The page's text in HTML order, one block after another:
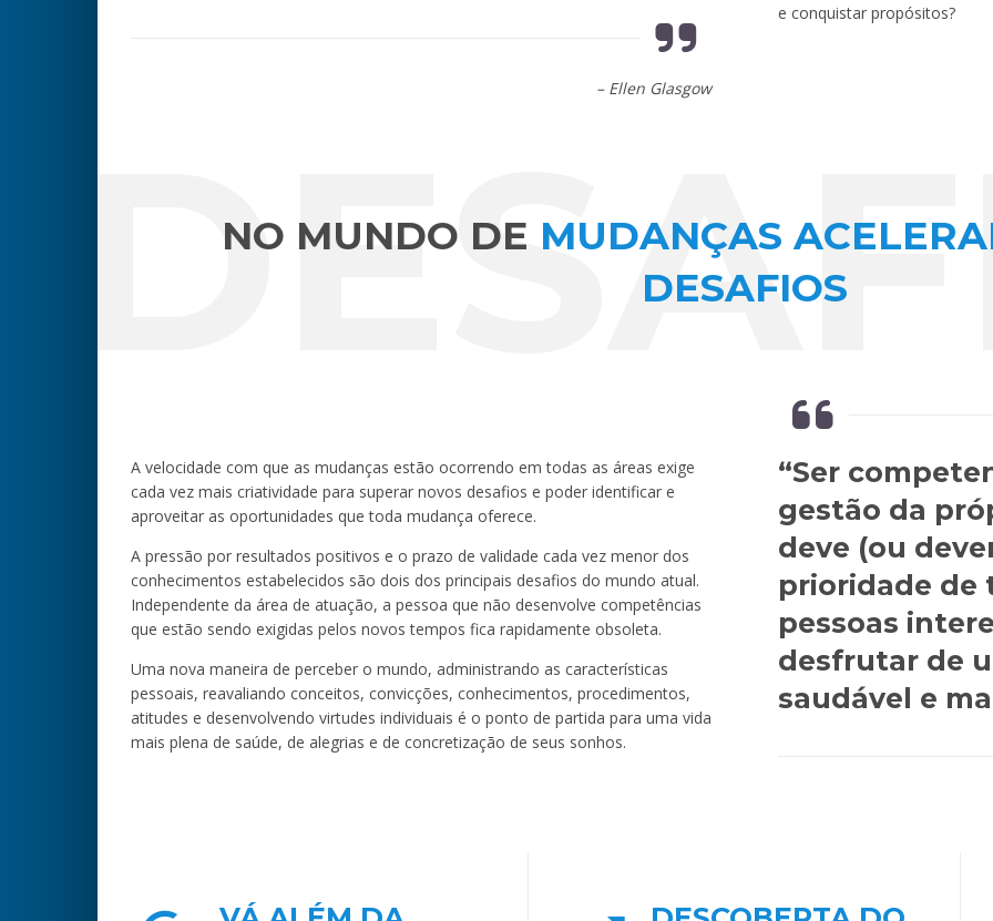
– Ellen Glasgow
e conquistar propósitos?
NO MUNDO DE MUDANÇAS
DESAFIOS
A velocidade com que as mudanças estão ocorrendo em todas as áreas exige
cada vez mais criatividade para superar novos desafios e poder identificar e
aproveitar as oportunidades que toda mudança oferece.
A pressão por resultados positivos e o prazo de validade cada vez menor dos
conhecimentos estabelecidos são dois dos principais desafios do mundo atual.
Independente da área de atuação, a pessoa que não desenvolve competências
que estão sendo exigidas pelos novos tempos fica rapidamente obsoleta.
Uma nova maneira de perceber o mundo, administrando as características
pessoais, reavaliando conceitos, convicções, conhecimentos, procedimentos,
atitudes e desenvolvendo virtudes individuais é o ponto de partida para uma vida
mais plena de saúde, de alegrias e de concretização de seus sonhos.
“Ser
gestão da
deve (ou
prioridade de
pessoas
desfrutar de
saudável e